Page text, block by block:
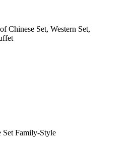
Chinese Set, Western Set,
Set Family-Style